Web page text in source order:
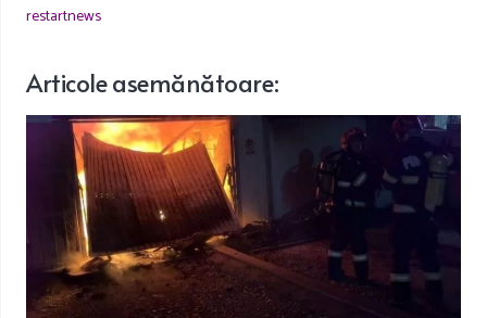
restartnews
Articoleasemănătoare: